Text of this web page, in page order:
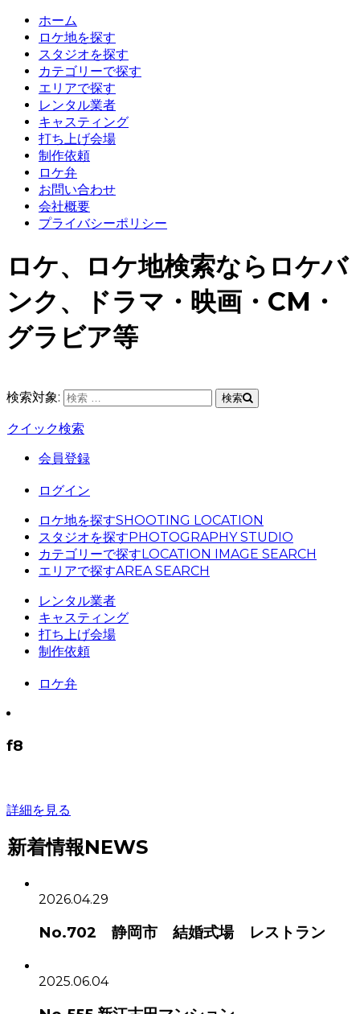
ホーム
ロケ地を探す
スタジオを探す
カテゴリーで探す
エリアで探す
レンタル業者
キャスティング
打ち上げ会場
制作依頼
ロケ弁
お問い合わせ
会社概要
プライバシーポリシー
ロケ、ロケ地検索ならロケバ
ンク、ドラマ・映画・CM・
グラビア等
検索対象: 検索
クイック検索
会員登録
ログイン
ロケ地を探すSHOOTING LOCATION
スタジオを探すPHOTOGRAPHY STUDIO
カテゴリーで探すLOCATION IMAGE SEARCH
エリアで探すAREA SEARCH
レンタル業者
キャスティング
打ち上げ会場
制作依頼
ロケ弁
f8
詳細を見る
新着情報NEWS
2026.04.29
No.702 静岡市 結婚式場 レストラン
2025.06.04